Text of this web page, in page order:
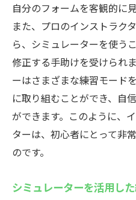
自分のフォームを客観的に
また、プロのインストラク
ら、シミュレーターを使う
修正する手助けを受けられ
ーはさまざまな練習モード
に取り組むことができ、自
ができます。このように、
ターは、初心者にとって非
のです。
シミュレーターを活用し